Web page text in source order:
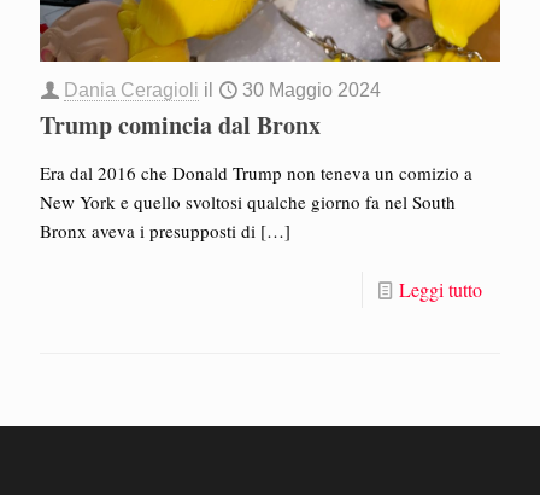
Dania Ceragioli il 30 Maggio 2024
Trump comincia dal Bronx
Era dal 2016 che Donald Trump non teneva un comizio a
New York e quello svoltosi qualche giorno fa nel South
Bronx aveva i presupposti di […]
Leggi tutto